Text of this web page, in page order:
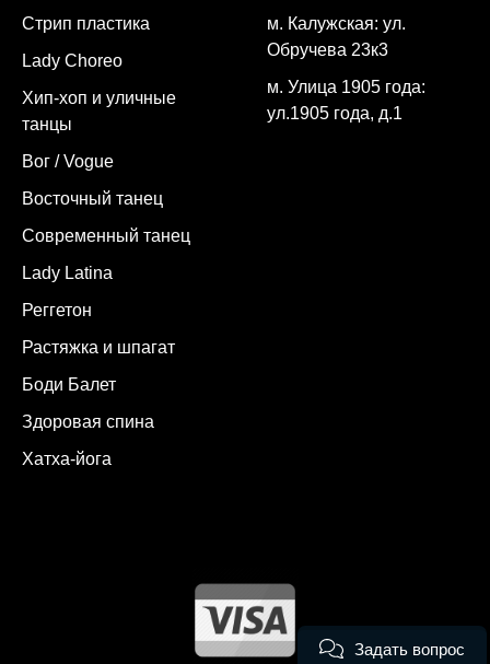
Стрип пластика
Lady Choreo
Хип-хоп и уличные
танцы
Вог / Vogue
Восточный танец
Современный танец
Lady Latina
Реггетон
Растяжка и шпагат
Боди Балет
Здоровая спина
Хатха-йога
м. Калужская: ул.
Обручева 23к3
м. Улица 1905 года:
ул.1905 года, д.1
Задать вопрос